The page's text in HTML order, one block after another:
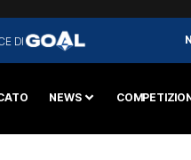
DI
NEWS